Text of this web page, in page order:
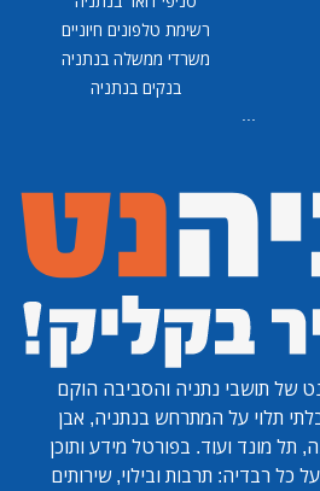
רשימת טלפונים חיוניים
משרדי ממשלה בנתניה
בנקים בנתניה
...
של תושבי נתניה והסביבה הוקם
תלוי על המתרחש בנתניה, אבן
תל מונד ועוד. בפורטל מידע ותוכן
כל רבדיה: תרבות ובילוי, שירותים